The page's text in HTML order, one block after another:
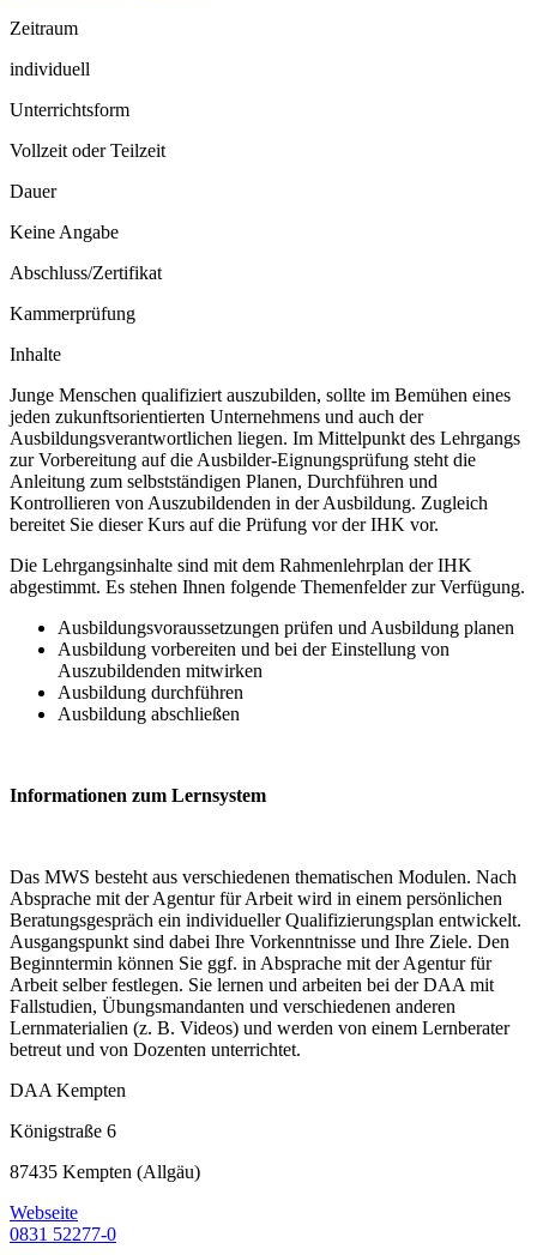
Zeitraum
individuell
Unterrichtsform
Vollzeit oder Teilzeit
Dauer
Keine Angabe
Abschluss/Zertifikat
Kammerprüfung
Inhalte
Junge Menschen qualifiziert auszubilden, sollte im Bemühen eines
jeden zukunftsorientierten Unternehmens und auch der
Ausbildungsverantwortlichen liegen. Im Mittelpunkt des Lehrgangs
zur Vorbereitung auf die Ausbilder-Eignungsprüfung steht die
Anleitung zum selbstständigen Planen, Durchführen und
Kontrollieren von Auszubildenden in der Ausbildung. Zugleich
bereitet Sie dieser Kurs auf die Prüfung vor der IHK vor.
Die Lehrgangsinhalte sind mit dem Rahmenlehrplan der IHK
abgestimmt. Es stehen Ihnen folgende Themenfelder zur Verfügung.
Ausbildungsvoraussetzungen prüfen und Ausbildung planen
Ausbildung vorbereiten und bei der Einstellung von
Auszubildenden mitwirken
Ausbildung durchführen
Ausbildung abschließen
Informationen zum Lernsystem
Das MWS besteht aus verschiedenen thematischen Modulen. Nach
Absprache mit der Agentur für Arbeit wird in einem persönlichen
Beratungsgespräch ein individueller Qualifizierungsplan entwickelt.
Ausgangspunkt sind dabei Ihre Vorkenntnisse und Ihre Ziele. Den
Beginntermin können Sie ggf. in Absprache mit der Agentur für
Arbeit selber festlegen. Sie lernen und arbeiten bei der DAA mit
Fallstudien, Übungsmandanten und verschiedenen anderen
Lernmaterialien (z. B. Videos) und werden von einem Lernberater
betreut und von Dozenten unterrichtet.
DAA Kempten
Königstraße 6
87435 Kempten (Allgäu)
Webseite
0831 52277-0